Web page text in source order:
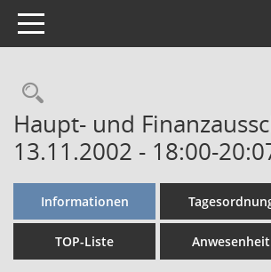
Toggle navigation
Rechercheauswahl
Haupt- und
13.11.2002 - 18:00-
Informationen
TOP-Liste Anwesenheit